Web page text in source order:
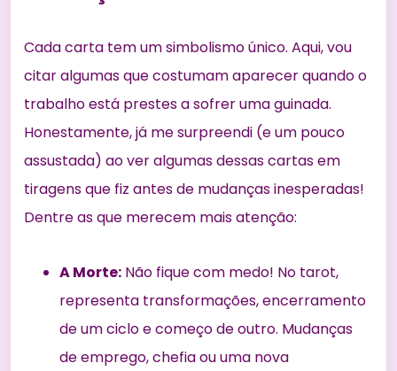
Cada carta tem um simbolismo único. Aqui, vou
citar algumas que costumam aparecer quando o
trabalho está prestes a sofrer uma guinada.
Honestamente, já me surpreendi (e um pouco
assustada) ao ver algumas dessas cartas em
tiragens que fiz antes de mudanças inesperadas!
Dentre as que merecem mais atenção:
A Morte: Não fique com medo! No tarot,
representa transformações, encerramento
de um ciclo e começo de outro. Mudanças
de emprego, chefia ou uma nova